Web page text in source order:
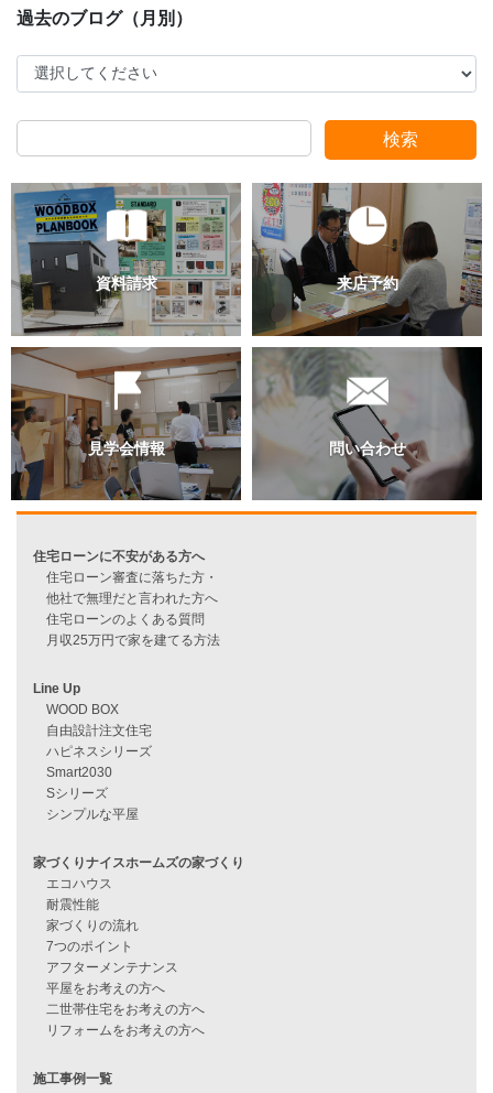
過去のブログ（月別）
検索
見学会情報